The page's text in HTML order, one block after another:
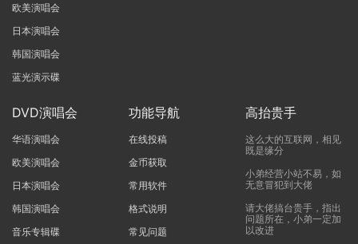
欧美演唱会
日本演唱会
韩国演唱会
蓝光演示碟
DVD演唱会
华语演唱会
欧美演唱会
日本演唱会
韩国演唱会
音乐专辑碟
功能导航
在线投稿
金币获取
常用软件
格式说明
常见问题
高抬贵手
这么大的互联网，相见
既是缘分
小弟经营小站不易，如
无意冒犯到大佬
请大佬搞台贵手，指出
问题所在，小弟一定加
以改进